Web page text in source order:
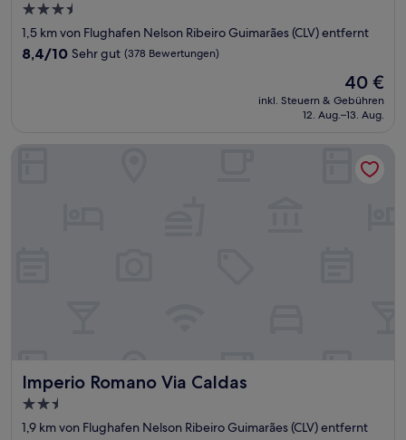
3.5-
Sterne-
Unterkunft
1,5 km von Flughafen Nelson Ribeiro Guimarães (CLV) entfernt
8.4
Bewertungen)
8,4/10 Sehr gut (378 Bewertungen)
Der
Preis
beträgt
40 €
inkl. Steuern & Gebühren
12. Aug.–13. Aug.
Imperio Romano Via Caldas
Imperio Romano Via Caldas
2.5-
Sterne-
1,9 km von Flughafen Nelson Ribeiro Guimarães (CLV) entfernt